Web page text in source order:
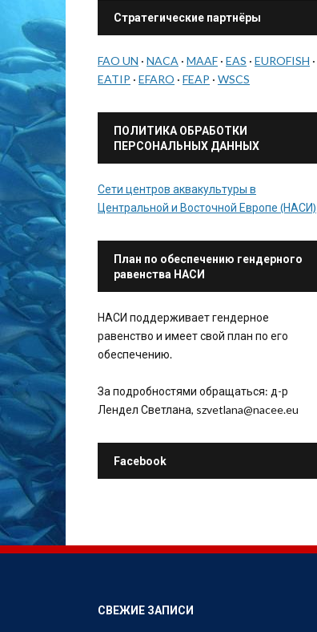
Стратегические партнёры
FAO UN · NACA · MAAF · EAS · EUROFISH ·
EATIP · EFARO · FEAP · WSCS
ПОЛИТИКА ОБРАБОТКИ
ПЕРСОНАЛЬНЫХ ДАННЫХ
Сети центров аквакультуры в
Центральной и Восточной Европе (НАСИ)
План по обеспечению гендерного
равенства НАСИ
НАСИ поддерживает гендерное
равенство и имеет свой план по его
обеспечению.
За подробностями обращаться: д-р
Лендел Светлана, szvetlana@nacee.eu
Facebook
СВЕЖИЕ ЗАПИСИ